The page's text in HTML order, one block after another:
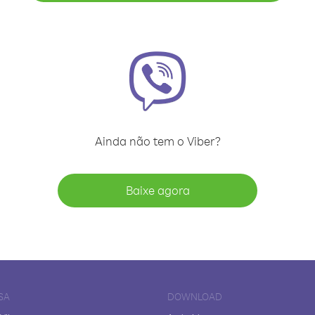
Ainda não tem o Viber?
Baixe agora
DOWNLOAD